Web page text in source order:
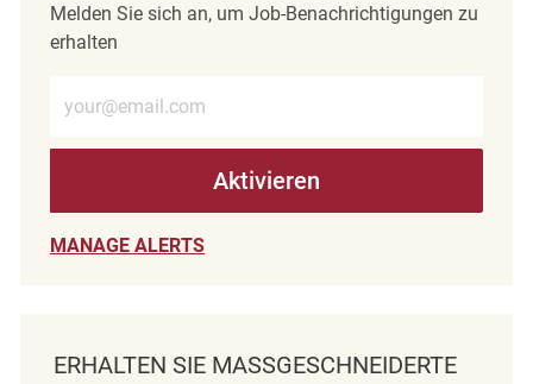
Melden Sie sich an, um Job-Benachrichtigungen zu
erhalten
Aktivieren
MANAGE ALERTS
ERHALTEN SIE MASSGESCHNEIDERTE J